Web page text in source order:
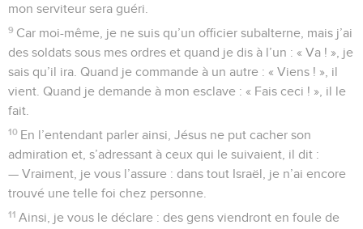
mon serviteur sera guéri.
9 Car moi-même, je ne suis qu’un officier subalterne, mais j’ai
des soldats sous mes ordres et quand je dis à l’un : « Va ! », je
sais qu’il ira. Quand je commande à un autre : « Viens ! », il
vient. Quand je demande à mon esclave : « Fais ceci ! », il le
fait.
10 En l’entendant parler ainsi, Jésus ne put cacher son
admiration et, s’adressant à ceux qui le suivaient, il dit :
— Vraiment, je vous l’assure : dans tout Israël, je n’ai encore
trouvé une telle foi chez personne.
11 Ainsi, je vous le déclare : des gens viendront en foule de